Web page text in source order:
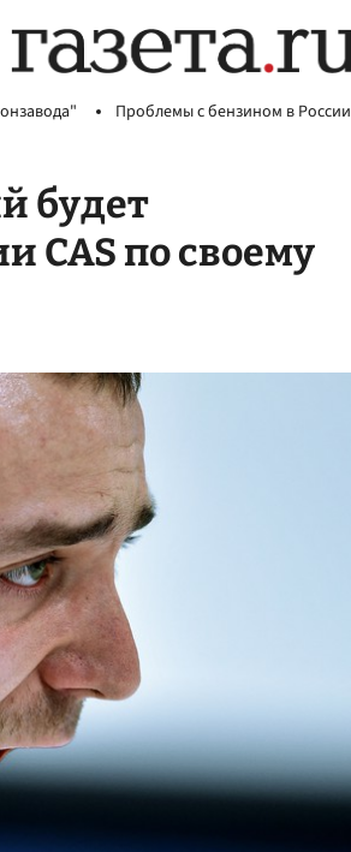
Проблемы с бензином в России
будет
CAS по своему